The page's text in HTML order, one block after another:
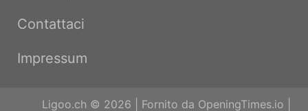
Contattaci
Impressum
Ligoo.ch © 2026 | Fornito da OpeningTimes.io